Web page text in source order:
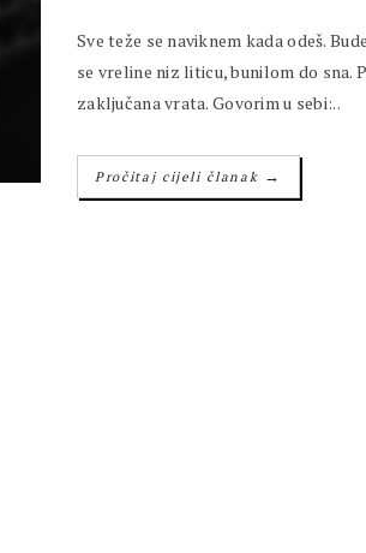
Sve teže se naviknem kada odeš.
se vreline niz liticu, bunilom do sna.
zaključana vrata. Govorim u sebi:..
Pročitaj cijeli članak →